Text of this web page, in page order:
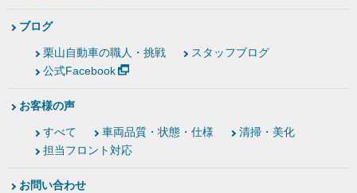
ブログ
栗山自動車の職人・挑戦
スタッフブログ
公式Facebook
お客様の声
すべて 車両品質・状態・仕様
清掃・美化
担当フロント対応
お問い合わせ